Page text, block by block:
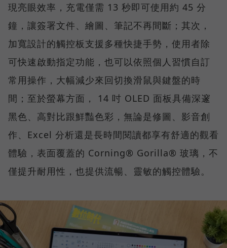
現亮眼效率，充電僅需 13 秒即可使用約 45 分
鐘，讓簽署文件、繪圖、筆記不再間斷；其次，
加寬設計的觸控板支援多種快捷手勢，使用者除
可快速啟動指定功能，也可以依照個人習慣自訂
常用操作，大幅減少來回切換滑鼠與鍵盤的時
間；至於螢幕方面， 14 吋 OLED 面板具備深邃
黑色、高對比跟鮮豔色彩，無論是修圖、影音創
作、Excel 分析還是長時間閱讀都享有舒適的觀看
體驗，表面覆蓋的 Corning® Gorilla® 玻璃，不
僅提升耐用性，也提供流暢、靈敏的觸控體驗。